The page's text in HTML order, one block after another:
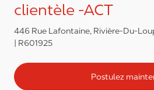
clientèle -ACT
446 Rue Lafontaine, Rivière-Du-
R601925
Postulez